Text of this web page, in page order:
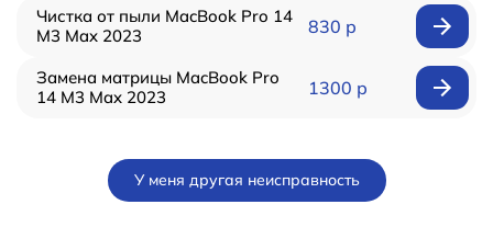
Чистка от пыли MacBook Pro 14
M3 Max 2023
830 р
Замена матрицы MacBook Pro
14 M3 Max 2023
1300 р
У меня другая неисправность